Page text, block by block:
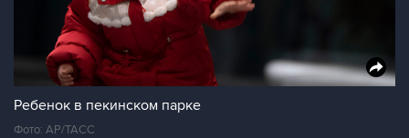
Ребенок в пекинском парке
Фото: AP/ТАСС